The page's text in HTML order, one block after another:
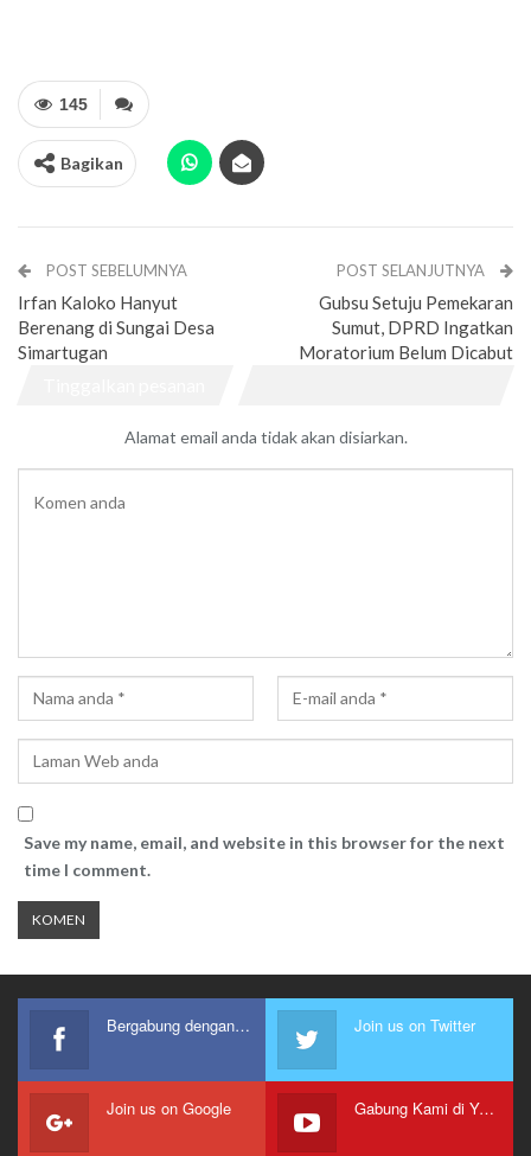
145
Bagikan
POST SEBELUMNYA
Irfan Kaloko Hanyut
Berenang di Sungai Desa
Simartugan
POST SELANJUTNYA
Gubsu Setuju Pemekaran
Sumut, DPRD Ingatkan
Moratorium Belum Dicabut
Alamat email anda tidak akan disiarkan.
Save my name, email, and website in this browser for the next
time I comment.
Bergabung dengan kami Join us on Twitter
Join us on Google Gabung Kami di Youtube